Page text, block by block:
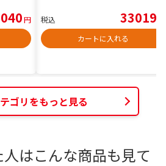
円
税込 33019
カートに入れる
ゴリをもっと見る
はこんな商品も見て